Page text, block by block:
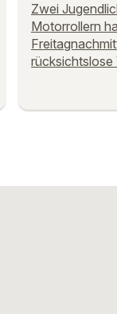
Zwei
Motorrollern